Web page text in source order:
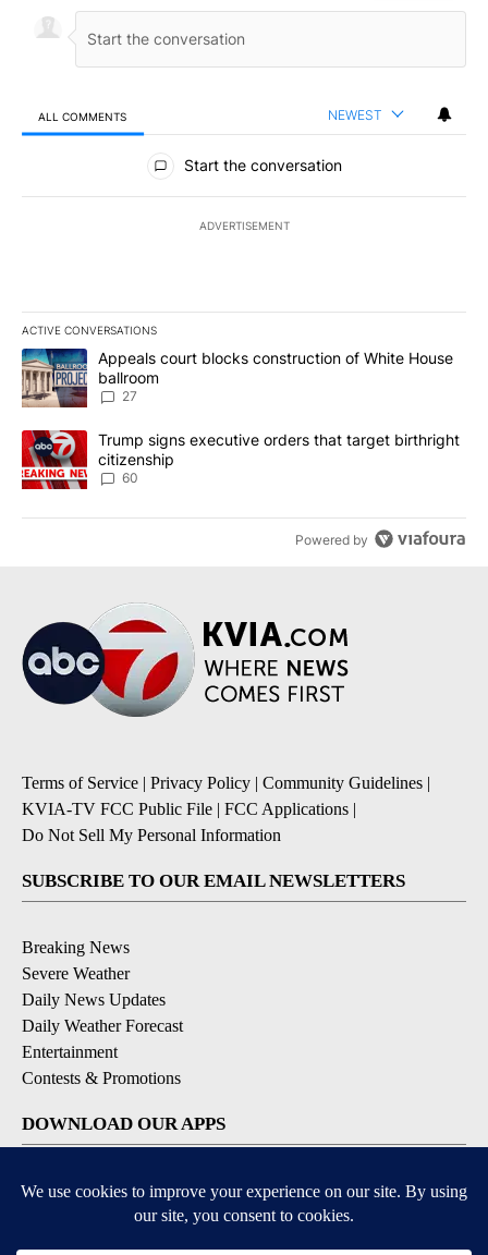
ALL COMMENTS NEWEST
All Comments
Start the conversation
ADVERTISEMENT
ACTIVE CONVERSATIONS
The following is a list of the most commented articles in the last
A trending article titled "Appeals court blocks construction of
Appeals court blocks construction of White House
ballroom
27
A trending article titled "Trump signs executive orders that
Trump signs executive orders that target birthright
citizenship
60
Powered by
Terms of Service | Privacy Policy | Community Guidelines |
KVIA-TV FCC Public File | FCC Applications |
Do Not Sell My Personal Information
SUBSCRIBE TO OUR EMAIL NEWSLETTERS
Breaking News
Severe Weather
Daily News Updates
Daily Weather Forecast
Entertainment
Contests & Promotions
DOWNLOAD OUR APPS
Available for iOS and Android